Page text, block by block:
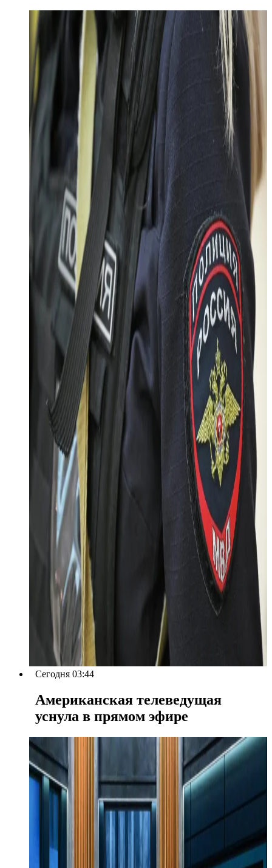
Сегодня 03:44
Американская телеведущая
уснула в прямом эфире